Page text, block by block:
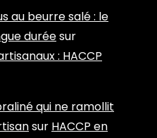
au beurre salé : le
duréesur
: HACCP
qui ne ramollit
sur HACCP en